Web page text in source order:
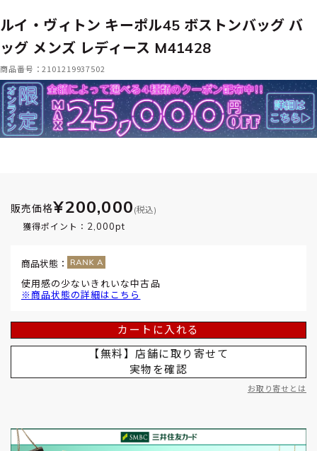
ルイ・ヴィトン キーポル45 ボストンバッグ バ
ッグ メンズ レディース M41428
商品番号：2101219937502
販売価格¥200,000 (税込)
獲得ポイント： 2,000pt
商品状態：
使用感の少ないきれいな中古品
※商品状態の詳細はこちら
カートに入れる
【無料】店舗に取り寄せて
実物を確認
お取り寄せとは